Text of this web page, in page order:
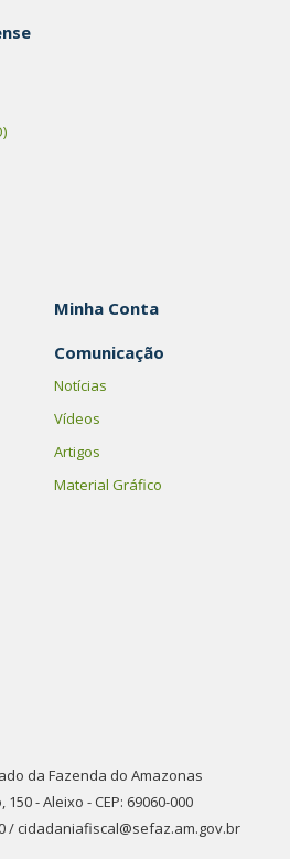
Minha Conta
Comunicação
Notícias
Vídeos
Artigos
Material Gráfico
da Fazenda do Amazonas
- Aleixo - CEP: 69060-000
/ cidadaniafiscal@sefaz.am.gov.br